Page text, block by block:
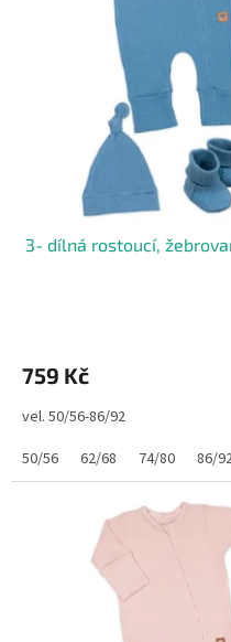
3- dílná rostoucí,
759 Kč
vel. 50/56-86/92
50/56
62/68 74/80 86/